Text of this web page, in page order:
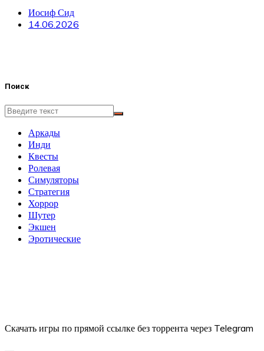
Иосиф Сид
14.06.2026
Поиск
Аркады
Инди
Квесты
Ролевая
Симуляторы
Стратегия
Хоррор
Шутер
Экшен
Эротические
Скачать игры по прямой ссылке без торрента через Telegram